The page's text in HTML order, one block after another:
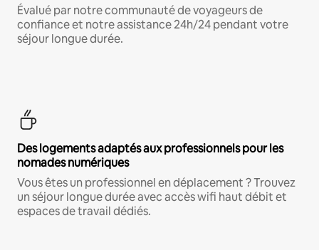
Évalué par notre communauté de voyageurs de
confiance et notre assistance 24h/24 pendant votre
séjour longue durée.
Des logements adaptés aux professionnels pour les
nomades numériques
Vous êtes un professionnel en déplacement ? Trouvez
un séjour longue durée avec accès wifi haut débit et
espaces de travail dédiés.